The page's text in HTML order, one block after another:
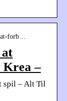
at-forb…
–
spil – Alt Til